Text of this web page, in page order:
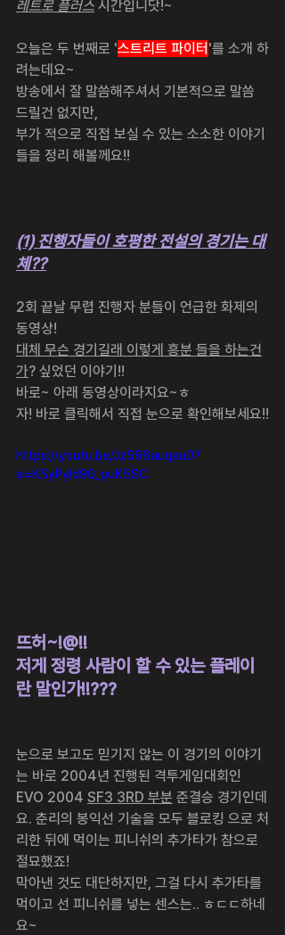
레트로 플러스 시간입니닷!~
오늘은 두 번째로 '스트리트 파이터 '를 소개 하
려는데요~
방송에서 잘 말씀해주셔서 기본적으로 말씀
드릴건 없지만,
부가 적으로 직접 보실 수 있는 소소한 이야기
들을 정리 해볼께요!!
(1) 진행자들이 호평한 전설의 경기는 대
체??
2회 끝날 무렵 진행자 분들이 언급한 화제의
동영상!
대체 무슨 경기길래 이렇게 흥분 들을 하는건
가? 싶었던 이야기!!
바로~ 아래 동영상이라지요~ㅎ
자! 바로 클릭해서 직접 눈으로 확인해보세요!!
https://youtu.be/JzS96auqau0?
si=KSyPyId90_puK5SC
뜨허~!@!!
저게 정령 사람이 할 수 있는 플레이
란 말인가!!???
눈으로 보고도 믿기지 않는 이 경기의 이야기
는 바로 2004년 진행된 격투게임대회인
EVO 2004 SF3 3RD 부분 준결승 경기인데
요. 춘리의 봉익선 기술을 모두 블로킹 으로 처
리한 뒤에 먹이는 피니쉬의 추가타가 참으로
절묘했죠!
막아낸 것도 대단하지만, 그걸 다시 추가타를
먹이고 선 피니쉬를 넣는 센스는.. ㅎㄷㄷ하네
요~